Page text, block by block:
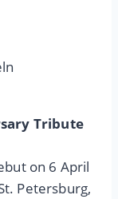
Tribute
on 6 April
Petersburg,